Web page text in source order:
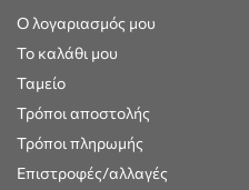
Ο λογαριασμός μου
Το καλάθι μου
Ταμείο
Τρόποι αποστολής
Τρόποι πληρωμής
Επιστροφές/αλλαγές